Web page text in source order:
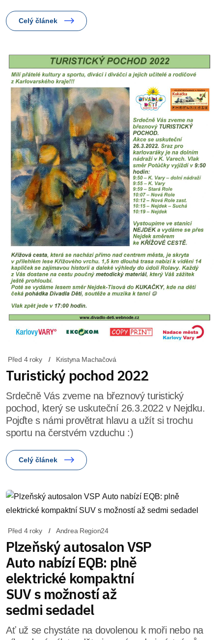
Celý článek
Před 4 roky Kristyna Machačová
Turistický pochod 2022
Srdečně Vás zveme na březnový turistický
pochod, který se uskuteční 26.3.2022 v Nejdku.
Pojďte s námi provětrat hlavu a užít si trochu
sportu na čerstvém vzduchu :)
Celý článek
Před 4 roky Andrea Region24
Plzeňský autosalon VSP
Auto nabízí EQB: plně
elektrické kompaktní
SUV s možností až
sedmi sedadel
Ať už se chystáte na dovolenou k moři nebo na